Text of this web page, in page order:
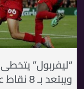
“ليفربول”
ويبتعد بـ 8 نقاط عن أقرب منافسيه